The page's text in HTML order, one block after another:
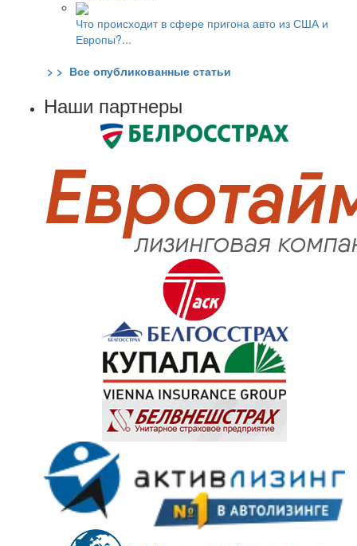
Что происходит в сфере пригона авто из США и
Европы?...
> > Все опубликованные статьи
Наши партнеры